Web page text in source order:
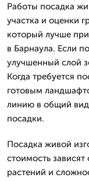
Работы посадка
участка и оценки
который лучше
в Барнаула. Если
улучшенный слой
Когда требуется
готовым
линию в общий
посадки.
Посадка живой
стоимость
растений и